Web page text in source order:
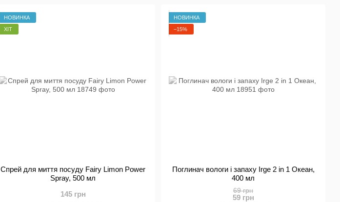
НОВИНКА
ХІТ
Спрей для миття посуду Fairy Limon Power
Spray, 500 мл
145 грн
НОВИНКА
−15%
Поглинач вологи і запаху Irge 2 in 1 Океан,
400 мл
69 грн
59 грн